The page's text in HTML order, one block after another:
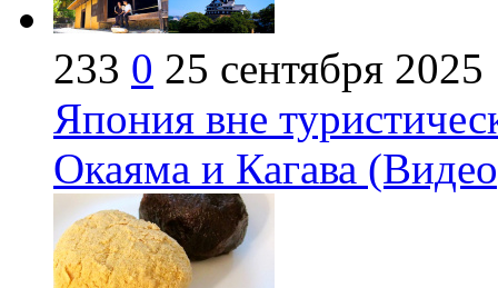
233 0 25 сентября 2025
Япония вне
Окаяма и Кагава